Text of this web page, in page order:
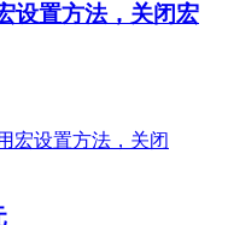
设置方法，关闭宏